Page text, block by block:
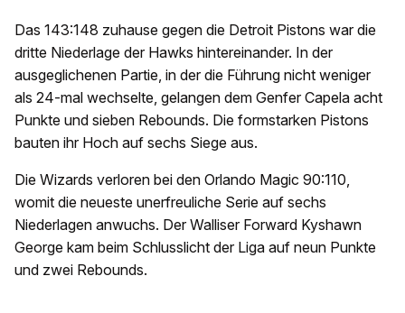
Das 143:148 zuhause gegen die Detroit Pistons war die
dritte Niederlage der Hawks hintereinander. In der
ausgeglichenen Partie, in der die Führung nicht weniger
als 24-mal wechselte, gelangen dem Genfer Capela acht
Punkte und sieben Rebounds. Die formstarken Pistons
bauten ihr Hoch auf sechs Siege aus.
Die Wizards verloren bei den Orlando Magic 90:110,
womit die neueste unerfreuliche Serie auf sechs
Niederlagen anwuchs. Der Walliser Forward Kyshawn
George kam beim Schlusslicht der Liga auf neun Punkte
und zwei Rebounds.